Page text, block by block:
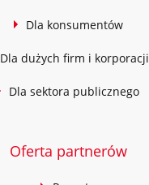
Dla konsumentów
Dla dużych firm i korporacji
Dla sektora publicznego
Oferta partnerów